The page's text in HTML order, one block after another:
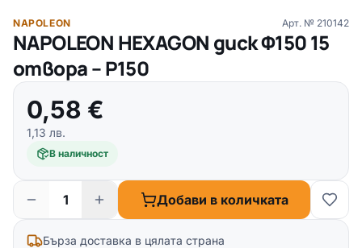
NAPOLEON Арт. № 210142
NAPOLEON HEXAGON диск Ф150 15
отвора – P150
0,58 €
1,13 лв.
В наличност
Добави в количката
Бърза доставка в цялата страна